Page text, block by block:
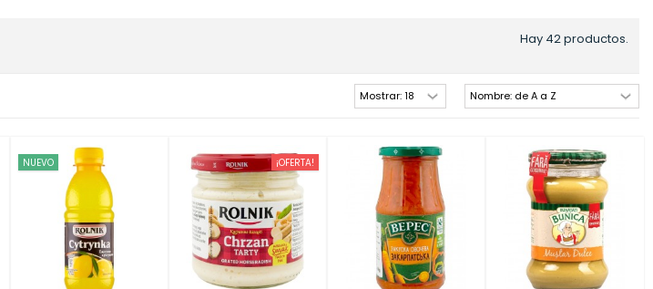
Hay 42 productos.
NUEVO ¡OFERTA!